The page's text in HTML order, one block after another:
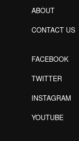
ABOUT
CONTACT US
FACEBOOK
TWITTER
INSTAGRAM
YOUTUBE